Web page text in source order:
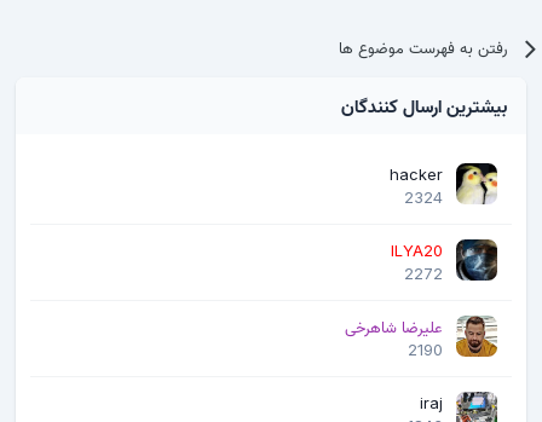
رفتن به فهرست موضوع ها
بیشترین ارسال کنندگان
hacker
2324
ILYA20
2272
علیرضا شاهرخی
2190
iraj